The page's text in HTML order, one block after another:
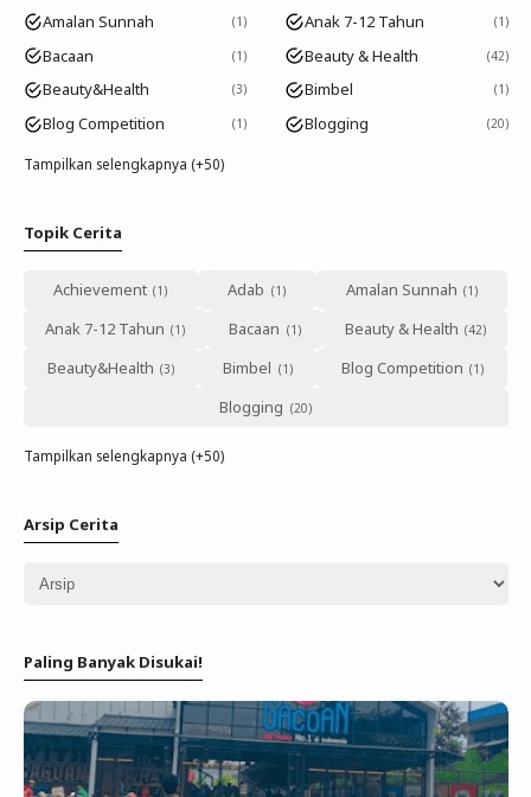
Amalan Sunnah 1 Anak 7-12 Tahun 1
Bacaan 1 Beauty & Health 42
Beauty&Health 3 Bimbel 1
Blog Competition 1 Blogging 20
Tampilkan selengkapnya (+50)
Topik Cerita
Achievement Adab
Amalan Sunnah
Anak 7-12 Tahun
Bacaan
Beauty & Health
Beauty&Health
Bimbel
Blog Competition
Blogging
Tampilkan selengkapnya (+50)
Arsip Cerita
Paling Banyak Disukai!